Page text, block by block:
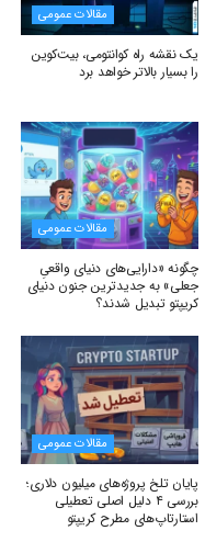
مقالات عمومی
یک نقشه راه کوانتومی، بیت‌کوین
را بسیار بالاتر خواهد برد
مقالات عمومی
چگونه «دارایی‌های دنیای واقعیِ
جعلی» به جدیدترین جنون دنیای
کریپتو تبدیل شدند؟
مقالات عمومی
پایان تلخ پروژه‌های میلیون دلاری؛
بررسی ۴ دلیل اصلی تعطیلی
استارتاپ‌های مطرح کریپتو